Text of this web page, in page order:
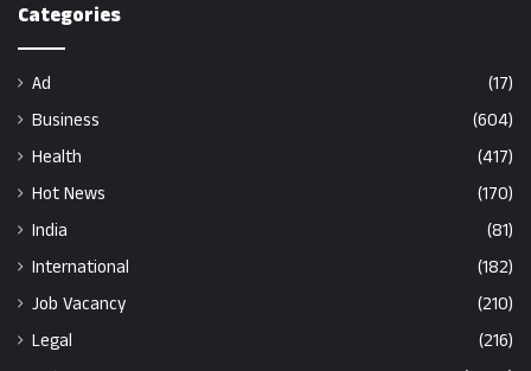
Categories
Ad
(17)
Business
(604)
Health
(417)
Hot News
(170)
India
(81)
International
(182)
Job Vacancy
(210)
Legal
(216)